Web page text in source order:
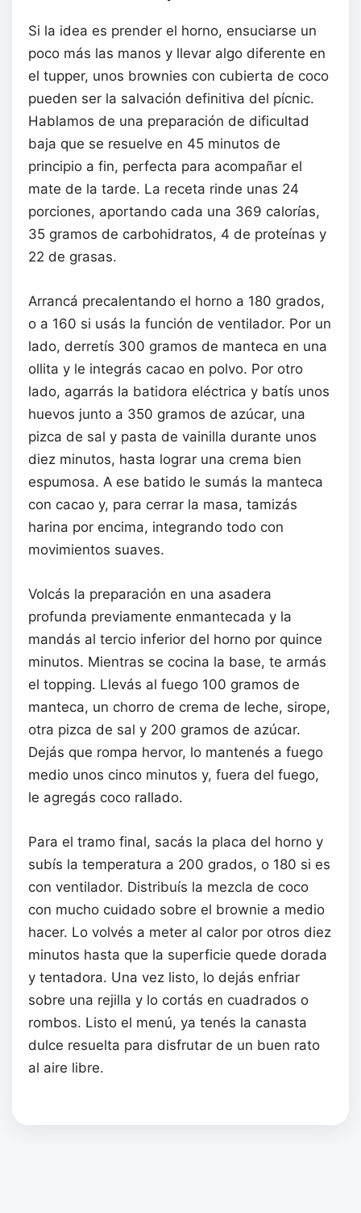
Si la idea es prender el horno, ensuciarse un
poco más las manos y llevar algo diferente en
el tupper, unos brownies con cubierta de coco
pueden ser la salvación definitiva del pícnic.
Hablamos de una preparación de dificultad
baja que se resuelve en 45 minutos de
principio a fin, perfecta para acompañar el
mate de la tarde. La receta rinde unas 24
porciones, aportando cada una 369 calorías,
35 gramos de carbohidratos, 4 de proteínas y
22 de grasas.
Arrancá precalentando el horno a 180 grados,
o a 160 si usás la función de ventilador. Por un
lado, derretís 300 gramos de manteca en una
ollita y le integrás cacao en polvo. Por otro
lado, agarrás la batidora eléctrica y batís unos
huevos junto a 350 gramos de azúcar, una
pizca de sal y pasta de vainilla durante unos
diez minutos, hasta lograr una crema bien
espumosa. A ese batido le sumás la manteca
con cacao y, para cerrar la masa, tamizás
harina por encima, integrando todo con
movimientos suaves.
Volcás la preparación en una asadera
profunda previamente enmantecada y la
mandás al tercio inferior del horno por quince
minutos. Mientras se cocina la base, te armás
el topping. Llevás al fuego 100 gramos de
manteca, un chorro de crema de leche, sirope,
otra pizca de sal y 200 gramos de azúcar.
Dejás que rompa hervor, lo mantenés a fuego
medio unos cinco minutos y, fuera del fuego,
le agregás coco rallado.
Para el tramo final, sacás la placa del horno y
subís la temperatura a 200 grados, o 180 si es
con ventilador. Distribuís la mezcla de coco
con mucho cuidado sobre el brownie a medio
hacer. Lo volvés a meter al calor por otros diez
minutos hasta que la superficie quede dorada
y tentadora. Una vez listo, lo dejás enfriar
sobre una rejilla y lo cortás en cuadrados o
rombos. Listo el menú, ya tenés la canasta
dulce resuelta para disfrutar de un buen rato
al aire libre.